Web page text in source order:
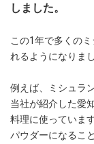
しました。
この1年で多くの
れるようになりまし
例えば、ミシュラ
当社が紹介した愛
料理に使っています
パウダーになるこ